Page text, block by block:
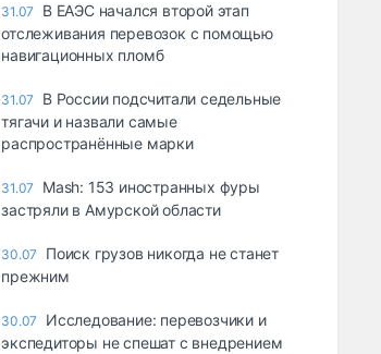
31.07
В ЕАЭС начался второй этап
отслеживания перевозок с помощью
навигационных пломб
31.07
В России подсчитали седельные
тягачи и назвали самые
распространённые марки
31.07
Mash: 153 иностранных фуры
застряли в Амурской области
30.07
Поиск грузов никогда не станет
прежним
30.07
Исследование: перевозчики и
экспедиторы не спешат с внедрением